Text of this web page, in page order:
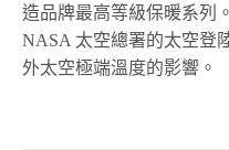
造品牌最高等級保暖系列
NASA 太空總署的太空登
外太空極端溫度的影響。